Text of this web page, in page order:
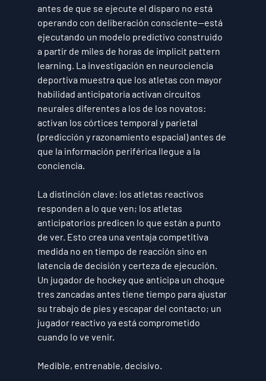
antes de que se ejecute el disparo no está
operando con deliberación consciente—está
ejecutando un modelo predictivo construido
a partir de miles de horas de implicit pattern
learning. La investigación en neurociencia
deportiva muestra que los atletas con mayor
habilidad anticipatoria activan circuitos
neurales diferentes a los de los novatos:
activan los córtices temporal y parietal
(predicción y razonamiento espacial) antes de
que la información periférica llegue a la
conciencia.
La distinción clave: los atletas reactivos
responden a lo que ven; los atletas
anticipatorios predicen lo que están a punto
de ver. Esto crea una ventaja competitiva
medida no en tiempo de reacción sino en
latencia de decisión y certeza de ejecución.
Un jugador de hockey que anticipa un choque
tres zancadas antes tiene tiempo para ajustar
su trabajo de pies y escapar del contacto; un
jugador reactivo ya está comprometido
cuando lo ve venir.
Medible, entrenable, decisivo.